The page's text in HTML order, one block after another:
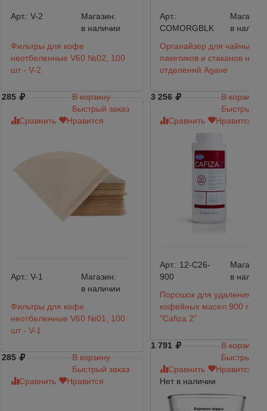
Арт.: V-2
Магазин:
в наличии
Фильтры для кофе
неотбеленные V60 №02, 100
шт - V-2
285
В корзину
Быстрый заказ
Сравнить
Нравится
Арт.: V-1
Магазин:
в наличии
Фильтры для кофе
неотбеленные V60 №01, 100
шт - V-1
285
В корзину
Быстрый заказ
Сравнить
Нравится
Арт.:
COMORGBLK
Магазин:
в
Органайзер для чайных
пакетиков и стаканов на 10
отделений Agave
3 256
В корзину
Быстрый
Сравнить
Нравится
Арт.: 12-C26-
900
Магазин:
в
Порошок для удаления
кофейных масел 900 гр.,
"Cafiza 2"
1 791
В корзину
Быстрый
Сравнить
Нравится
Нет в наличии